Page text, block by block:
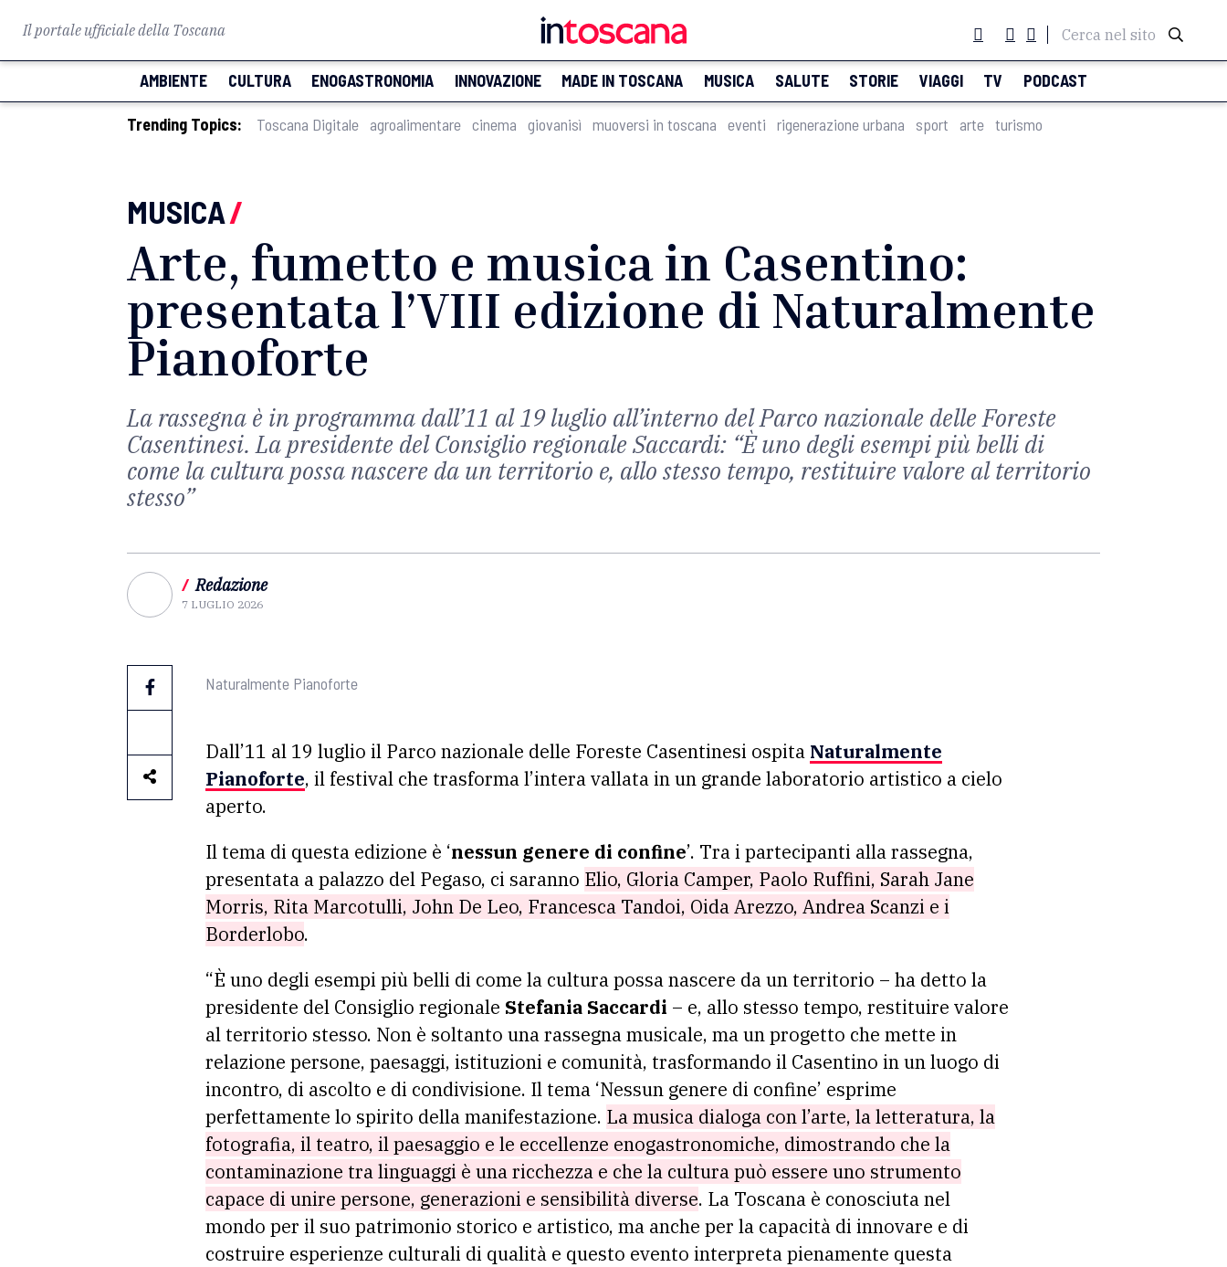
Il portale ufficiale della Toscana Cerca nel sito
AMBIENTE CULTURA ENOGASTRONOMIA INNOVAZIONE MADE IN TOSCANA MUSICA SALUTE STORIE VIAGGI TV PODCAST
Trending Topics: Toscana Digitale agroalimentare cinema giovanisì muoversi in toscana eventi rigenerazione urbana sport arte turismo
MUSICA/
Arte, fumetto e musica in Casentino:
presentata l’VIII edizione di Naturalmente
Pianoforte
La rassegna è in programma dall’11 al 19 luglio all’interno del Parco nazionale delle Foreste
Casentinesi. La presidente del Consiglio regionale Saccardi: “È uno degli esempi più belli di
come la cultura possa nascere da un territorio e, allo stesso tempo, restituire valore al territorio
stesso”
/ Redazione
7 LUGLIO 2026
Naturalmente Pianoforte
Dall’11 al 19 luglio il Parco nazionale delle Foreste Casentinesi ospita Naturalmente
Pianoforte, il festival che trasforma l’intera vallata in un grande laboratorio artistico a cielo
aperto.
Il tema di questa edizione è ‘nessun genere di confine’. Tra i partecipanti alla rassegna,
presentata a palazzo del Pegaso, ci saranno Elio, Gloria Camper, Paolo Ruffini, Sarah Jane
Morris, Rita Marcotulli, John De Leo, Francesca Tandoi, Oida Arezzo, Andrea Scanzi e i
Borderlobo.
“È uno degli esempi più belli di come la cultura possa nascere da un territorio – ha detto la
presidente del Consiglio regionale Stefania Saccardi – e, allo stesso tempo, restituire valore
al territorio stesso. Non è soltanto una rassegna musicale, ma un progetto che mette in
relazione persone, paesaggi, istituzioni e comunità, trasformando il Casentino in un luogo di
incontro, di ascolto e di condivisione. Il tema ‘Nessun genere di confine’ esprime
perfettamente lo spirito della manifestazione. La musica dialoga con l’arte, la letteratura, la
fotografia, il teatro, il paesaggio e le eccellenze enogastronomiche, dimostrando che la
contaminazione tra linguaggi è una ricchezza e che la cultura può essere uno strumento
capace di unire persone, generazioni e sensibilità diverse. La Toscana è conosciuta nel
mondo per il suo patrimonio storico e artistico, ma anche per la capacità di innovare e di
costruire esperienze culturali di qualità e questo evento interpreta pienamente questa